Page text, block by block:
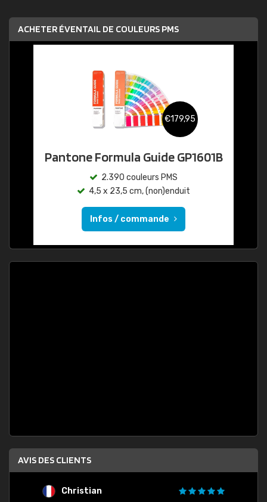
ACHETER ÉVENTAIL DE COULEURS PMS
€179,95
Pantone Formula Guide GP1601B
2.390 couleurs PMS
4,5 x 23,5 cm, (non)enduit
Infos / commande
AVIS DES CLIENTS
Christian